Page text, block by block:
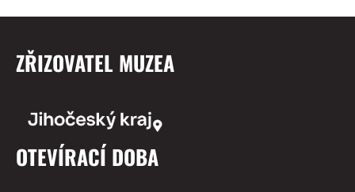
ZŘIZOVATEL MUZEA
OTEVÍRACÍ DOBA